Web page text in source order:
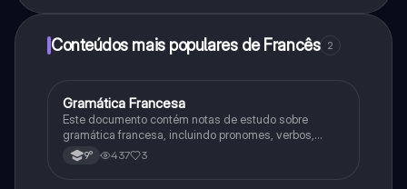
Conteúdos mais populares de Francês 2
Francês
Gramática Francesa
Este documento contém notas de estudo sobre
gramática francesa, incluindo pronomes, verbos,
tempos verbais e estruturas de frases para alunos do
9º ano.
9° 437 3